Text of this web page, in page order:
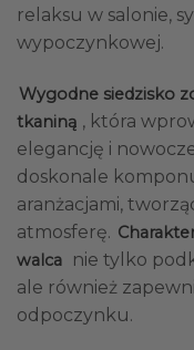
relaksu w salonie,
wypoczynkowej.
Wygodne siedzisko
tkaniną , która
elegancję i
doskonale
aranżacjami,
atmosferę.
walca
nie tylko
ale również
odpoczynku.